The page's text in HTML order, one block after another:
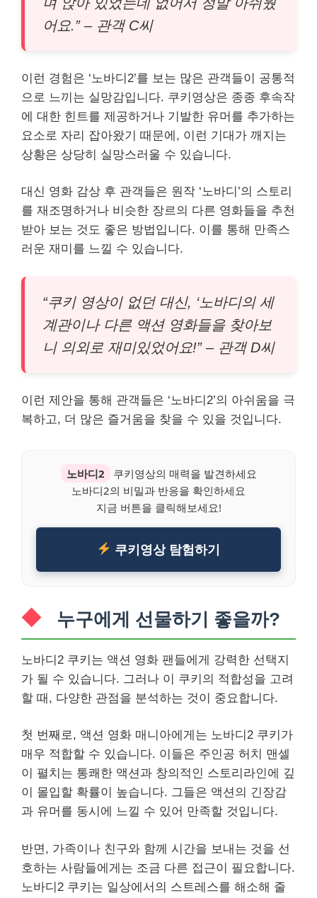
어요.” – 관객 C씨
이런 경험은 ‘노바디2’를 보는 많은 관객들이 공통적
으로 느끼는 실망감입니다. 쿠키영상은 종종 후속작
에 대한 힌트를 제공하거나 기발한 유머를 추가하는
요소로 자리 잡아왔기 때문에, 이런 기대가 깨지는
상황은 상당히 실망스러울 수 있습니다.
대신 영화 감상 후 관객들은 원작 ‘노바디’의 스토리
를 재조명하거나 비슷한 장르의 다른 영화들을 추천
받아 보는 것도 좋은 방법입니다. 이를 통해 만족스
러운 재미를 느낄 수 있습니다.
“쿠키 영상이 없던 대신, ‘노바디의 세
계관이나 다른 액션 영화들을 찾아보
니 의외로 재미있었어요!” – 관객 D씨
이런 제안을 통해 관객들은 ‘노바디2’의 아쉬움을 극
복하고, 더 많은 즐거움을 찾을 수 있을 것입니다.
노바디2
쿠키영상의 매력을 발견하세요
노바디2의 비밀과 반응을 확인하세요
지금 버튼을 클릭해보세요!
쿠키영상 탐험하기
누구에게 선물하기 좋을까?
노바디2 쿠키는 액션 영화 팬들에게 강력한 선택지
가 될 수 있습니다. 그러나 이 쿠키의 적합성을 고려
할 때, 다양한 관점을 분석하는 것이 중요합니다.
첫 번째로, 액션 영화 매니아에게는 노바디2 쿠키가
매우 적합할 수 있습니다. 이들은 주인공 허치 맨셀
이 펼치는 통쾌한 액션과 창의적인 스토리라인에 깊
이 몰입할 확률이 높습니다. 그들은 액션의 긴장감
과 유머를 동시에 느낄 수 있어 만족할 것입니다.
반면, 가족이나 친구와 함께 시간을 보내는 것을 선
호하는 사람들에게는 조금 다른 접근이 필요합니다.
노바디2 쿠키는 일상에서의 스트레스를 해소해 줄